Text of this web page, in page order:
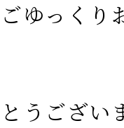
ゆっくり
うござい